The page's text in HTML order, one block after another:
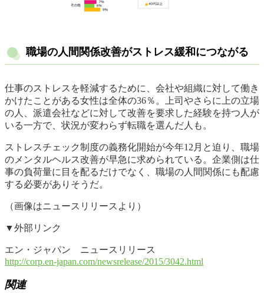
職場の人間関係改善がストレス緩和につながる
仕事のストレスを軽減するために、会社や組織に対して働き
かけたことがある女性は全体の36％。上司やさらに上の立場
の人、派遣会社などに対して改善を要求した経験を持つ人が
いる一方で、状況が変わらず転職を選んだ人も。
ストレスチェック制度の義務化開始が今年12月と迫り、職場
のメンタルヘルス改善が早急に求められている。企業側は仕
事の負荷量に目を配るだけでなく、職場の人間関係にも配慮
する必要がありそうだ。
（画像はニュースリリースより）
▼外部リンク
エン・ジャパン ニュースリリース
http://corp.en-japan.com/newsrelease/2015/3042.html
関連